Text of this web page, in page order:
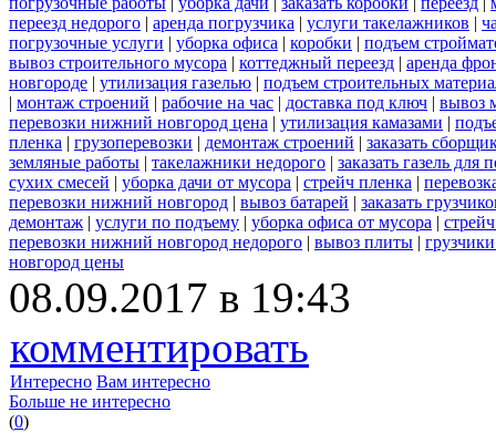
переезд недорого | аренда погрузчика | услуги такелажников |
погрузочные услуги | уборка офиса | коробки | подъем
вывоз строительного мусора | коттеджный переезд | аренда
новгороде | утилизация газелью | подъем строительных
| монтаж строений | рабочие на час | доставка под ключ | вывоз
перевозки нижний новгород цена | утилизация камазами |
пленка | грузоперевозки | демонтаж строений | заказать
земляные работы | такелажники недорого | заказать газель
сухих смесей | уборка дачи от мусора | стрейч пленка |
перевозки нижний новгород | вывоз батарей | заказать
демонтаж | услуги по подъему | уборка офиса от мусора |
перевозки нижний новгород недорого | вывоз плиты |
новгород цены
08.09.2017 в 19:43
комментировать
Интересно Вам интересно
Больше не интересно
(0)